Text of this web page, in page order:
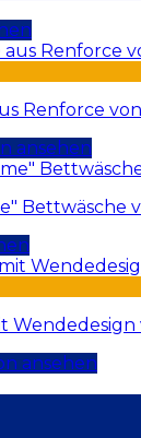
Renforce
ansehen
Bettwäsche
Wendedesign
ansehen